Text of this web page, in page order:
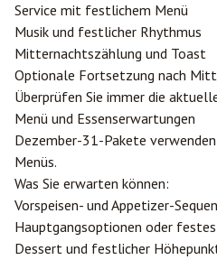
Service mit festlichem Menü
Musik und festlicher Rhythmus
Mitternachtszählung und Toast
Optionale Fortsetzung nach
Überprüfen Sie immer die
Menü und Essenserwartungen
Dezember-31-Pakete
Menüs.
Was Sie erwarten können:
Vorspeisen- und Appetizer-
Hauptgangsoptionen oder
Dessert und festlicher